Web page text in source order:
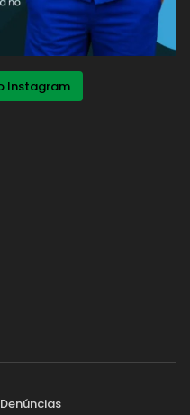
Instagram